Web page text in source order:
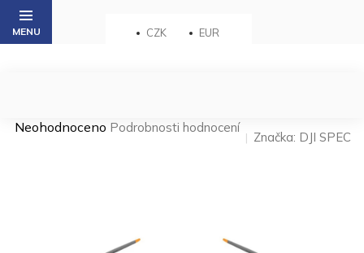
Přejít
obsah
CZK EUR
Průměrné
Neohodnoceno Podrobnosti hodnocení
Značka: DJI SPEC